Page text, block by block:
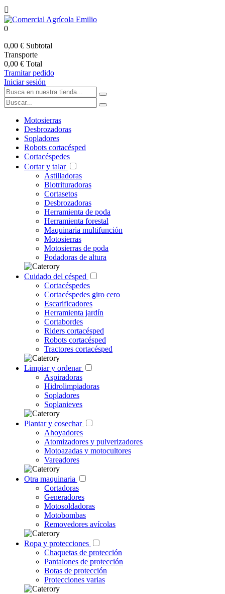

0
0,00 € Subtotal
Transporte
0,00 € Total
Tramitar pedido
Iniciar sesión
Motosierras
Desbrozadoras
Sopladores
Robots cortacésped
Cortacéspedes
Cortar y talar
Astilladoras
Biotrituradoras
Cortasetos
Desbrozadoras
Herramienta de poda
Herramienta forestal
Maquinaria multifunción
Motosierras
Motosierras de poda
Podadoras de altura
Cuidado del césped
Cortacéspedes
Cortacéspedes giro cero
Escarificadores
Herramienta jardín
Cortabordes
Riders cortacésped
Robots cortacésped
Tractores cortacésped
Limpiar y ordenar
Aspiradoras
Hidrolimpiadoras
Sopladores
Soplanieves
Plantar y cosechar
Ahoyadores
Atomizadores y pulverizadores
Motoazadas y motocultores
Vareadores
Otra maquinaria
Cortadoras
Generadores
Motosoldadoras
Motobombas
Removedores avícolas
Ropa y protecciones
Chaquetas de protección
Pantalones de protección
Botas de protección
Protecciones varias